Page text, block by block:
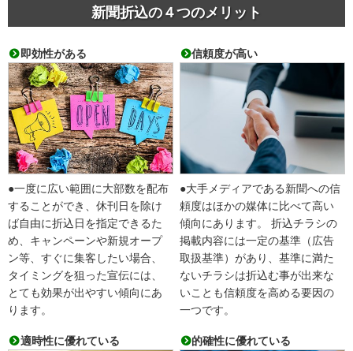
新聞折込の４つのメリット
即効性がある
●一度に広い範囲に大部数を配布
することができ、休刊日を除け
ば自由に折込日を指定できるた
め、キャンペーンや新規オープ
ン等、すぐに集客したい場合、
タイミングを狙った宣伝には、
とても効果が出やすい傾向にあ
ります。
信頼度が高い
●大手メディアである新聞への信
頼度はほかの媒体に比べて高い
傾向にあります。 折込チラシの
掲載内容には一定の基準（広告
取扱基準）があり、基準に満た
ないチラシは折込む事が出来な
いことも信頼度を高める要因の
一つです。
適時性に優れている 的確性に優れている